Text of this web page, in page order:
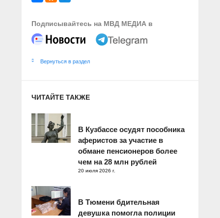
Подписывайтесь на МВД МЕДИА в
Вернуться в раздел
ЧИТАЙТЕ ТАКЖЕ
В Кузбассе осудят пособника
аферистов за участие в
обмане пенсионеров более
чем на 28 млн рублей
20 июля 2026 г.
В Тюмени бдительная
девушка помогла полиции